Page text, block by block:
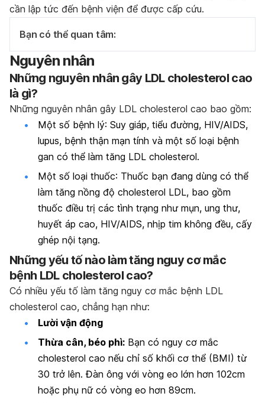
cần lập tức đến bệnh viện để được cấp cứu.
Bạn có thể quan tâm:
Nguyên nhân
Những nguyên nhân gây LDL cholesterol cao
là gì?
Những nguyên nhân gây LDL cholesterol cao bao gồm:
Một số bệnh lý: Suy giáp, tiểu đường, HIV/AIDS,
lupus, bệnh thận mạn tính và một số loại bệnh
gan có thể làm tăng LDL cholesterol.
Một số loại thuốc: Thuốc bạn đang dùng có thể
làm tăng nồng độ cholesterol LDL, bao gồm
thuốc điều trị các tình trạng như mụn, ung thư,
huyết áp cao, HIV/AIDS, nhịp tim không đều, cấy
ghép nội tạng.
Những yếu tố nào làm tăng nguy cơ mắc
bệnh LDL cholesterol cao?
Có nhiều yếu tố làm tăng nguy cơ mắc bệnh LDL
cholesterol cao, chẳng hạn như:
Lười vận động
Thừa cân, béo phì: Bạn có nguy cơ mắc
cholesterol cao nếu chỉ số khối cơ thể (BMI) từ
30 trở lên. Đàn ông với vòng eo lớn hơn 102cm
hoặc phụ nữ có vòng eo hơn 89cm.